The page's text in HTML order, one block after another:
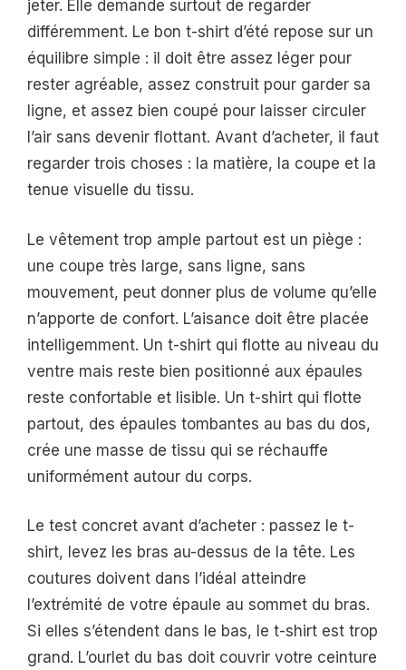
jeter. Elle demande surtout de regarder
différemment. Le bon t-shirt d’été repose sur un
équilibre simple : il doit être assez léger pour
rester agréable, assez construit pour garder sa
ligne, et assez bien coupé pour laisser circuler
l’air sans devenir flottant. Avant d’acheter, il faut
regarder trois choses : la matière, la coupe et la
tenue visuelle du tissu.
Le vêtement trop ample partout est un piège :
une coupe très large, sans ligne, sans
mouvement, peut donner plus de volume qu’elle
n’apporte de confort. L’aisance doit être placée
intelligemment. Un t-shirt qui flotte au niveau du
ventre mais reste bien positionné aux épaules
reste confortable et lisible. Un t-shirt qui flotte
partout, des épaules tombantes au bas du dos,
crée une masse de tissu qui se réchauffe
uniformément autour du corps.
Le test concret avant d’acheter : passez le t-
shirt, levez les bras au-dessus de la tête. Les
coutures doivent dans l’idéal atteindre
l’extrémité de votre épaule au sommet du bras.
Si elles s’étendent dans le bas, le t-shirt est trop
grand. L’ourlet du bas doit couvrir votre ceinture